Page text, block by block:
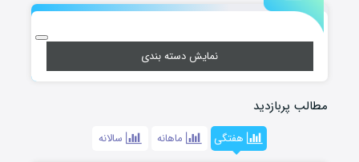
نمایش دسته بندی
مطالب پربازدید
هفتگی ماهانه سالانه